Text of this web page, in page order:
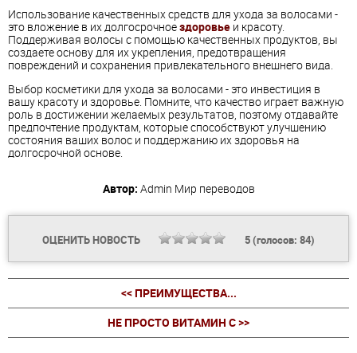
Использование качественных средств для ухода за волосами -
это вложение в их долгосрочноездоровье и красоту.
Поддерживая волосы с помощью качественных продуктов, вы
создаете основу для их укрепления, предотвращения
повреждений и сохранения привлекательного внешнего вида.
Выбор косметики для ухода за волосами - это инвестиция в
вашу красоту и здоровье. Помните, что качество играет важную
роль в достижении желаемых результатов, поэтому отдавайте
предпочтение продуктам, которые способствуют улучшению
состояния ваших волос и поддержанию их здоровья на
долгосрочной основе.
Автор: Admin Мир переводов
ОЦЕНИТЬ НОВОСТЬ 5(голосов: 84)
<< ПРЕИМУЩЕСТВА...
НЕ ПРОСТО ВИТАМИН С >>